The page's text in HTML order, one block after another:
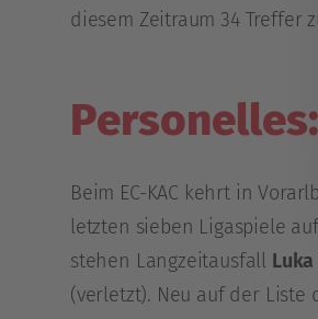
diesem Zeitraum 34 Treffer
Personelles:
Beim EC-KAC kehrt in
letzten sieben Ligaspiele
stehen Langzeitausfall
(verletzt). Neu auf der